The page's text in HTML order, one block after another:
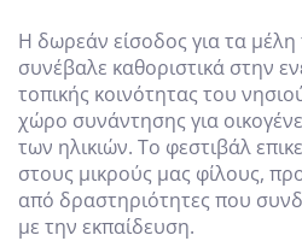
Η δωρεάν είσοδος για τα
συνέβαλε καθοριστικά στην
τοπικής κοινότητας του
χώρο συνάντησης για
των ηλικιών. Το φεστιβάλ
στους μικρούς μας φίλους,
από δραστηριότητες που
με την εκπαίδευση.